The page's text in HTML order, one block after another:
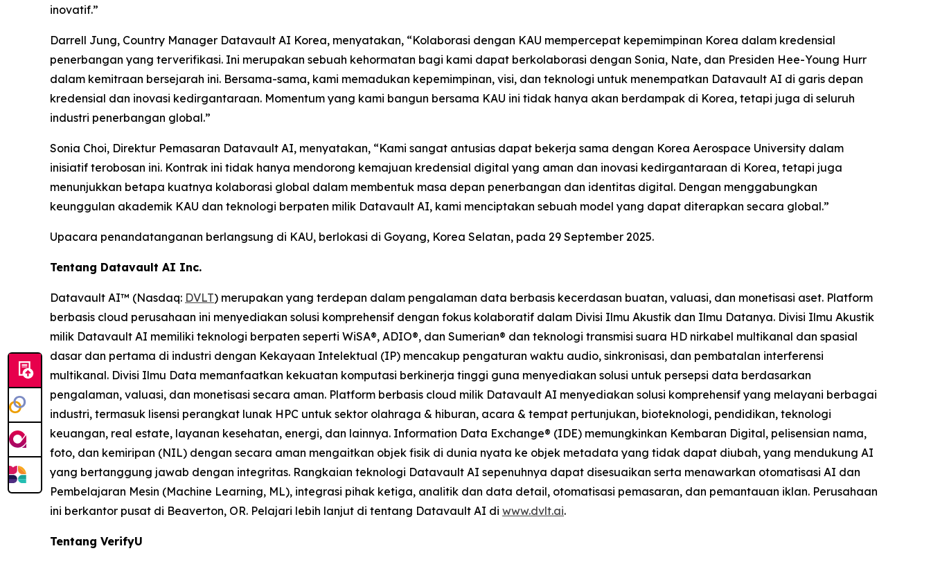
inovatif.”
Darrell Jung, Country Manager Datavault AI Korea, menyatakan, “Kolaborasi dengan KAU mempercepat kepemimpinan Korea dalam kredensial
penerbangan yang terverifikasi. Ini merupakan sebuah kehormatan bagi kami dapat berkolaborasi dengan Sonia, Nate, dan Presiden Hee-Young Hurr
dalam kemitraan bersejarah ini. Bersama-sama, kami memadukan kepemimpinan, visi, dan teknologi untuk menempatkan Datavault AI di garis depan
kredensial dan inovasi kedirgantaraan. Momentum yang kami bangun bersama KAU ini tidak hanya akan berdampak di Korea, tetapi juga di seluruh
industri penerbangan global.”
Sonia Choi, Direktur Pemasaran Datavault AI, menyatakan, “Kami sangat antusias dapat bekerja sama dengan Korea Aerospace University dalam
inisiatif terobosan ini. Kontrak ini tidak hanya mendorong kemajuan kredensial digital yang aman dan inovasi kedirgantaraan di Korea, tetapi juga
menunjukkan betapa kuatnya kolaborasi global dalam membentuk masa depan penerbangan dan identitas digital. Dengan menggabungkan
keunggulan akademik KAU dan teknologi berpaten milik Datavault AI, kami menciptakan sebuah model yang dapat diterapkan secara global.”
Upacara penandatanganan berlangsung di KAU, berlokasi di Goyang, Korea Selatan, pada 29 September 2025.
Tentang Datavault AI Inc.
Datavault AI™ (Nasdaq: DVLT) merupakan yang terdepan dalam pengalaman data berbasis kecerdasan buatan, valuasi, dan monetisasi aset. Platform
berbasis cloud perusahaan ini menyediakan solusi komprehensif dengan fokus kolaboratif dalam Divisi Ilmu Akustik dan Ilmu Datanya. Divisi Ilmu Akustik
milik Datavault AI memiliki teknologi berpaten seperti WiSA®, ADIO®, dan Sumerian® dan teknologi transmisi suara HD nirkabel multikanal dan spasial
dasar dan pertama di industri dengan Kekayaan Intelektual (IP) mencakup pengaturan waktu audio, sinkronisasi, dan pembatalan interferensi
multikanal. Divisi Ilmu Data memanfaatkan kekuatan komputasi berkinerja tinggi guna menyediakan solusi untuk persepsi data berdasarkan
pengalaman, valuasi, dan monetisasi secara aman. Platform berbasis cloud milik Datavault AI menyediakan solusi komprehensif yang melayani berbagai
industri, termasuk lisensi perangkat lunak HPC untuk sektor olahraga & hiburan, acara & tempat pertunjukan, bioteknologi, pendidikan, teknologi
keuangan, real estate, layanan kesehatan, energi, dan lainnya. Information Data Exchange® (IDE) memungkinkan Kembaran Digital, pelisensian nama,
foto, dan kemiripan (NIL) dengan secara aman mengaitkan objek fisik di dunia nyata ke objek metadata yang tidak dapat diubah, yang mendukung AI
yang bertanggung jawab dengan integritas. Rangkaian teknologi Datavault AI sepenuhnya dapat disesuaikan serta menawarkan otomatisasi AI dan
Pembelajaran Mesin (Machine Learning, ML), integrasi pihak ketiga, analitik dan data detail, otomatisasi pemasaran, dan pemantauan iklan. Perusahaan
ini berkantor pusat di Beaverton, OR. Pelajari lebih lanjut di tentang Datavault AI di www.dvlt.ai.
Tentang VerifyU